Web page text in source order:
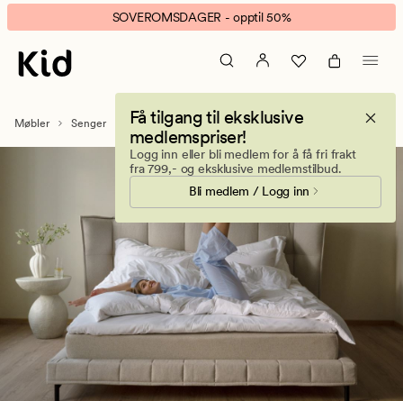
Kontinentalsenger
banner.
Klikk
ESCAPE
pause.
SOVEROMSDAGER - opptil 50%
Få tilgang til eksklusive
medlemspriser!
Logg inn eller bli medlem for å få fri frakt
fra 799,- og eksklusive medlemstilbud.
Bli medlem / Logg inn
Møbler Senger Kontinentalsenger